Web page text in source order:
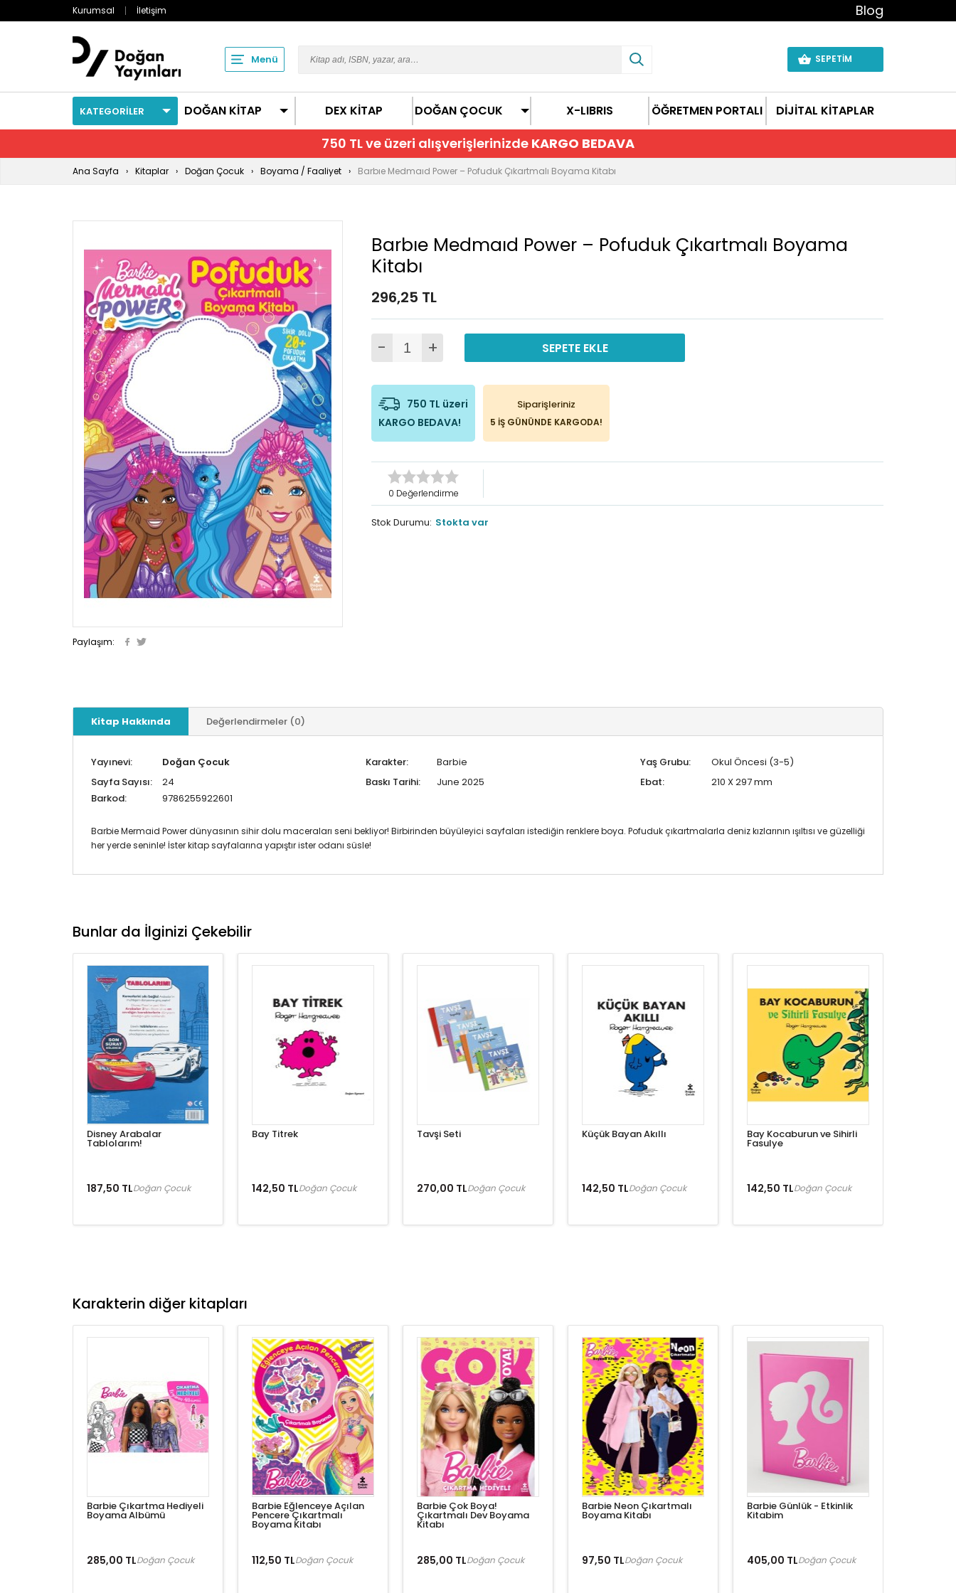
Kurumsal İletişim Blog
Menü SEPETİM
KATEGORİLER DOĞAN KİTAP DEX KİTAP DOĞAN ÇOCUK X-LIBRIS ÖĞRETMEN PORTALI DİJİTAL KİTAPLAR
750 TL ve üzeri alışverişlerinizde KARGO BEDAVA
Ana Sayfa Kitaplar Doğan Çocuk Boyama / Faaliyet Barbıe Medmaıd Power – Pofuduk Çıkartmalı Boyama Kitabı
Paylaşım:
Barbıe Medmaıd Power – Pofuduk Çıkartmalı Boyama
Kitabı
296,25 TL
- + SEPETE EKLE
750 TL üzeri
KARGO BEDAVA!
Siparişleriniz
5 İŞ GÜNÜNDE KARGODA!
0 Değerlendirme
Stok Durumu: Stokta var
Kitap Hakkında Değerlendirmeler (0)
Yayınevi: Doğan Çocuk Karakter: Barbie Yaş Grubu:
Okul Öncesi (3-5)
Sayfa Sayısı:
24 Baskı Tarihi: June 2025 Ebat:
210 X 297 mm
Barkod:
9786255922601
Barbie Mermaid Power dünyasının sihir dolu maceraları seni bekliyor! Birbirinden büyüleyici sayfaları istediğin renklere boya. Pofuduk çıkartmalarla deniz kızlarının ışıltısı ve güzelliği
her yerde seninle! İster kitap sayfalarına yapıştır ister odanı süsle!
Bunlar da İlginizi Çekebilir
Disney Arabalar
Tablolarım!
187,50 TLDoğan Çocuk
Bay Titrek
142,50 TLDoğan Çocuk
Tavşi Seti
270,00 TLDoğan Çocuk
Küçük Bayan Akıllı
142,50 TLDoğan Çocuk
Bay Kocaburun ve Sihirli
Fasulye
142,50 TLDoğan Çocuk
Karakterin diğer kitapları
Barbie Çıkartma Hediyeli
Boyama Albümü
285,00 TLDoğan Çocuk
Barbie Eğlenceye Açılan
Pencere Çıkartmalı
Boyama Kitabı
112,50 TLDoğan Çocuk
Barbie Çok Boya!
Çıkartmalı Dev Boyama
Kitabı
285,00 TLDoğan Çocuk
Barbie Neon Çıkartmalı
Boyama Kitabı
97,50 TLDoğan Çocuk
Barbie Günlük - Etkinlik
Kitabim
405,00 TLDoğan Çocuk